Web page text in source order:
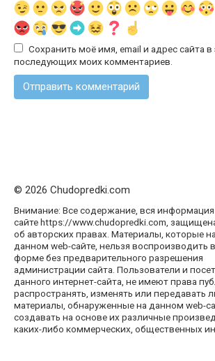
Сохранить моё имя, email и адрес сайта в
последующих моих комментариев.
© 2026 Chudopredki.com
Внимание: Все содержание, вся информация
сайте https://www.chudopredki.com,
об авторских правах. Материалы, которые
данном web-сайте, нельзя воспроизводить
форме без предварительного разрешения
администрации сайта. Пользователи и
данного интернет-сайта, не имеют права
распространять, изменять или передавать
материалы, обнаруженные на данном web-
создавать на основе их различные
каких-либо коммерческих, общественных